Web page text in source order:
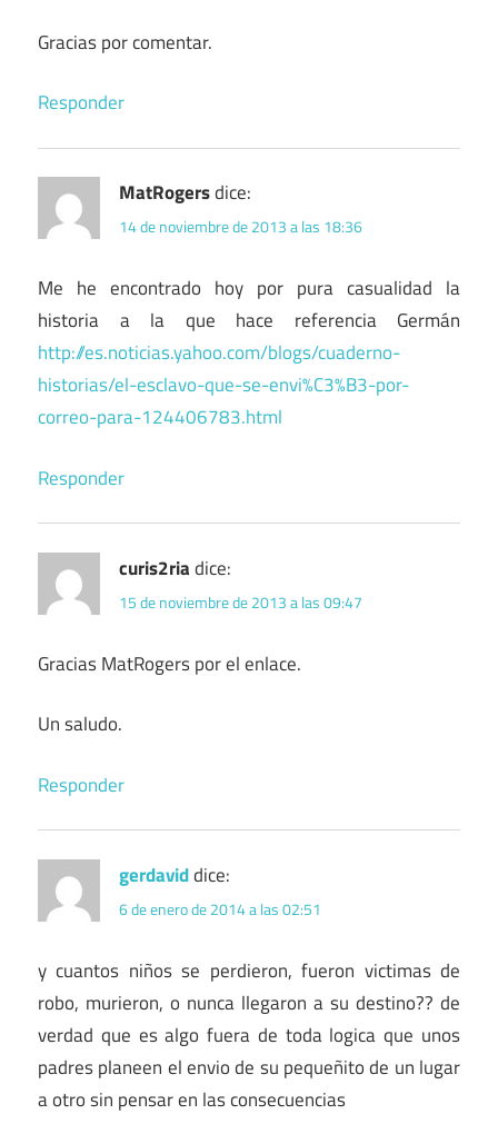
Gracias por comentar.
Responder
MatRogersdice:
14 de noviembre de 2013 a las 18:36
Me he encontrado hoy por pura casualidad la
historia a la que hace referencia Germán
http://es.noticias.yahoo.com/blogs/cuaderno-
historias/el-esclavo-que-se-envi%C3%B3-por-
correo-para-124406783.html
Responder
curis2riadice:
15 de noviembre de 2013 a las 09:47
Gracias MatRogers por el enlace.
Un saludo.
Responder
gerdaviddice:
6 de enero de 2014 a las 02:51
y cuantos niños se perdieron, fueron victimas de
robo, murieron, o nunca llegaron a su destino?? de
verdad que es algo fuera de toda logica que unos
padres planeen el envio de su pequeñito de un lugar
a otro sin pensar en las consecuencias